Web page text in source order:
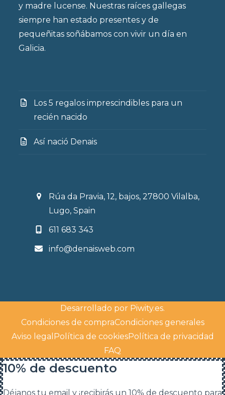
y madre lucense. Nuestras raíces gallegas
siempre han estado presentes y de
pequeñitas soñábamos con vivir un día en
Galicia.
Los 5 regalos imprescindibles para un
recién nacido
Así nació Denais
Rúa da Pravia, 12, bajos, 27800 Vilalba,
Lugo, Spain
611 683 343
info@denaisweb.com
Desarrollado por Piwity.es.
Condiciones de compraCondiciones generales
Aviso legal Política de cookiesPolítica de privacidad
FAQ
10% de descuento
Déjanos tu email y ¡recibirás un 10% de descuento para